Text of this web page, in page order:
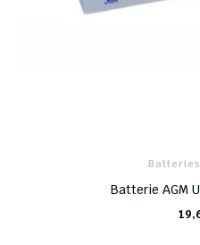
Batterie AGM